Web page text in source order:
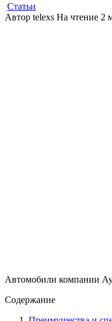
Статьи
Автор telexs На чтение 2
Автомобили компании
Содержание